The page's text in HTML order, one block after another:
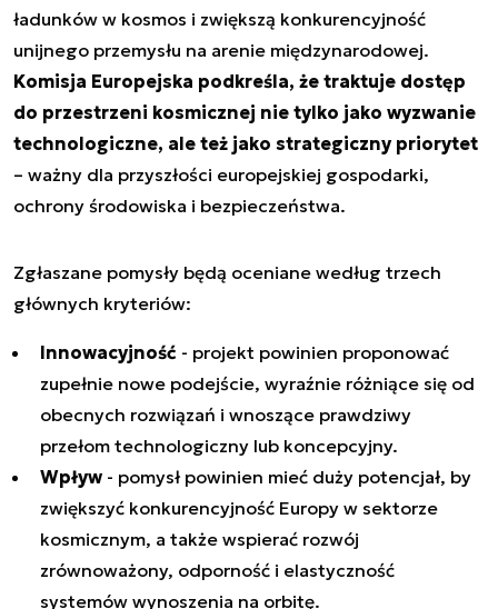
ładunków w kosmos i zwiększą konkurencyjność
unijnego przemysłu na arenie międzynarodowej.
Komisja Europejska podkreśla, że traktuje dostęp
do przestrzeni kosmicznej nie tylko jako wyzwanie
technologiczne, ale też jako strategiczny priorytet
– ważny dla przyszłości europejskiej gospodarki,
ochrony środowiska i bezpieczeństwa.
Zgłaszane pomysły będą oceniane według trzech
głównych kryteriów:
Innowacyjność - projekt powinien proponować
zupełnie nowe podejście, wyraźnie różniące się od
obecnych rozwiązań i wnoszące prawdziwy
przełom technologiczny lub koncepcyjny.
Wpływ - pomysł powinien mieć duży potencjał, by
zwiększyć konkurencyjność Europy w sektorze
kosmicznym, a także wspierać rozwój
zrównoważony, odporność i elastyczność
systemów wynoszenia na orbitę.